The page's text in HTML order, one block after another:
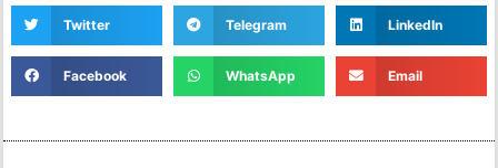
Twitter Telegram LinkedIn
Facebook WhatsApp Email